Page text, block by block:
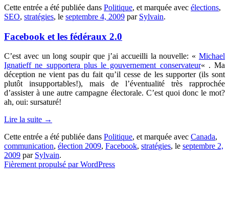
Cette entrée a été publiée dans Politique, et marquée avec élections,
SEO, stratégies, le septembre 4, 2009 par Sylvain.
Facebook et les fédéraux 2.0
C’est avec un long soupir que j’ai accueilli la nouvelle: « Michael
Ignatieff ne supportera plus le gouvernement conservateur« . Ma
déception ne vient pas du fait qu’il cesse de les supporter (ils sont
plutôt insupportables!), mais de l’éventualité très rapprochée
d’assister à une autre campagne électorale. C’est quoi donc le mot?
ah, oui: sursaturé!
Lire la suite →
Cette entrée a été publiée dans Politique, et marquée avec Canada,
communication, élection 2009, Facebook, stratégies, le septembre 2,
2009 par Sylvain.
Fièrement propulsé par WordPress